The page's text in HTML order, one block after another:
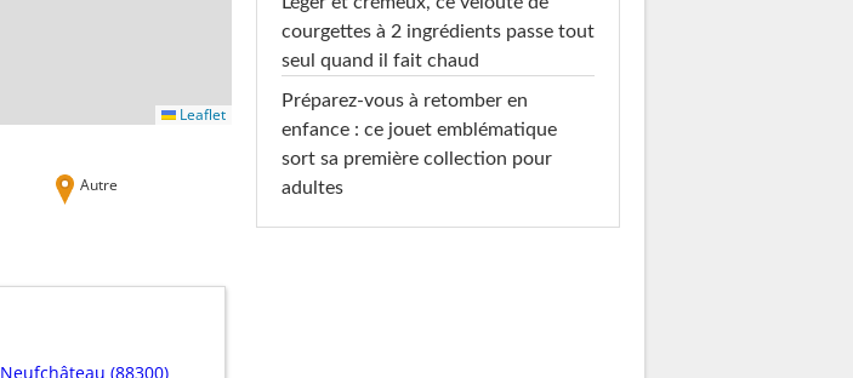
Leaflet
Autre
Neufchâteau (88300)
courgettes à 2 ingrédients passe tout
seul quand il fait chaud
Préparez-vous à retomber en
enfance : ce jouet emblématique
sort sa première collection pour
adultes